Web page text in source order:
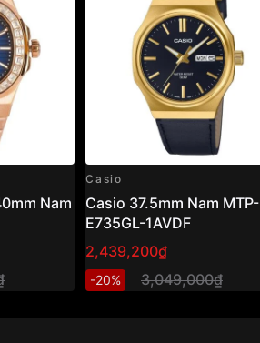
Nam
Casio
Casio 37.5mm Nam MTP-
E735GL-1AVDF
2,439,200₫
-20% 3,049,000₫